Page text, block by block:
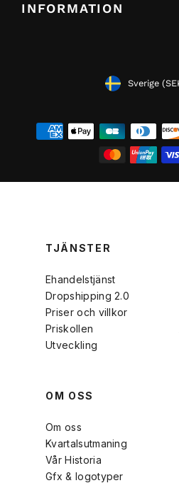
INFORMATION
VALUTA
Sverige
TJÄNSTER
Ehandelstjänst
Dropshipping 2.0
Priser och villkor
Priskollen
Utveckling
OM OSS
Om oss
Kvartalsutmaning
Vår Historia
Gfx & logotyper